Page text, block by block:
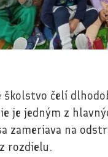
školstvo čelí
je jedným z
zameriava na
rozdielu.